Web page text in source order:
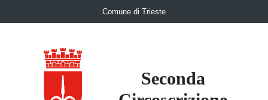
Comune di Trieste
Seconda